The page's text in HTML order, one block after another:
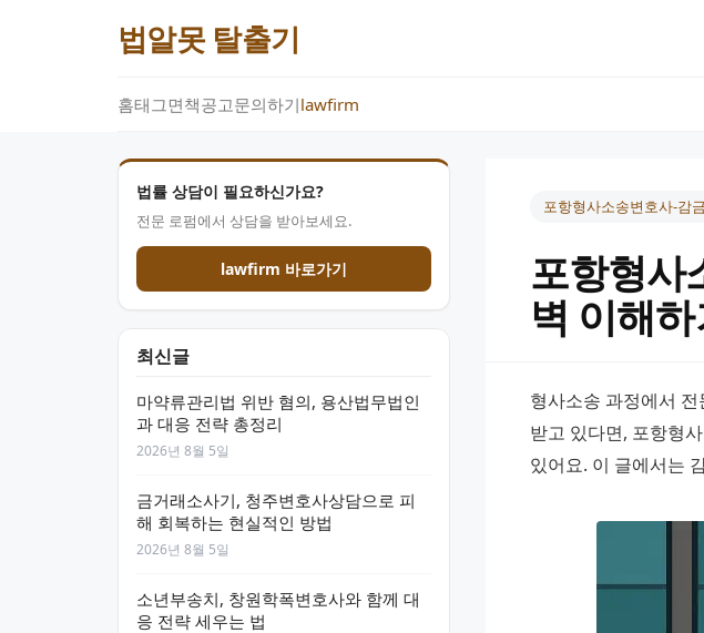
법알못 탈출기
홈태그면책공고문의하기lawfirm
법률 상담이 필요하신가요?
전문 로펌에서 상담을 받아보세요.
lawfirm 바로가기
최신글
마약류관리법 위반 혐의, 용산법무법인
과 대응 전략 총정리
2026년 8월 5일
금거래소사기, 청주변호사상담으로 피
해 회복하는 현실적인 방법
2026년 8월 5일
소년부송치, 창원학폭변호사와 함께 대
응 전략 세우는 법
포항형사소송변호사-감
포항형사
벽 이해
형사소송 과정에서
받고 있다면, 포항형
있어요. 이 글에서는